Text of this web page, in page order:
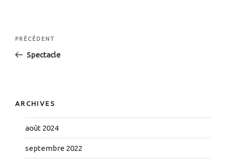
Navigation
l’article
Article
précédent
PRÉCÉDENT
Spectacle
ARCHIVES
août 2024
septembre 2022